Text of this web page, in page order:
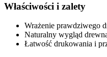
Właściwości i zalety
Wrażenie prawdziwego
Naturalny wygląd
Łatwość drukowania i